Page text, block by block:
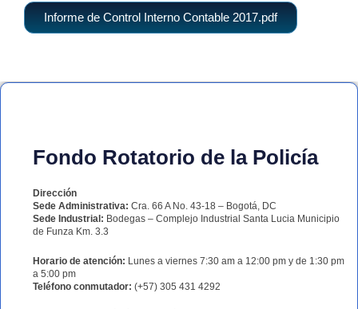
Informe de Control Interno Contable 2017.pdf
Fondo Rotatorio de la Policía
Dirección
Sede Administrativa: Cra. 66 A No. 43-18 – Bogotá, DC
Sede Industrial: Bodegas – Complejo Industrial Santa Lucia Municipio
de Funza Km. 3.3
Horario de atención: Lunes a viernes 7:30 am a 12:00 pm y de 1:30 pm
a 5:00 pm
Teléfono conmutador: (+57) 305 431 4292